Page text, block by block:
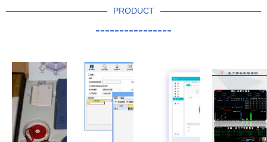
PRODUCT
----------------